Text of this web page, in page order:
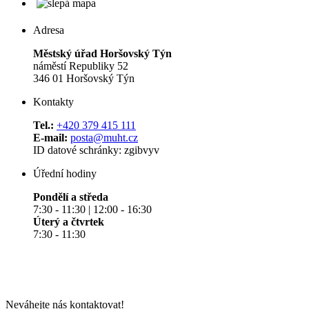
Adresa
Městský úřad Horšovský Týn
náměstí Republiky 52
346 01 Horšovský Týn
Kontakty
Tel.: +420 379 415 111
E-mail: posta@muht.cz
ID datové schránky: zgibvyv
Úřední hodiny
Pondělí a středa
7:30 - 11:30 | 12:00 - 16:30
Úterý a čtvrtek
7:30 - 11:30
Neváhejte nás kontaktovat!